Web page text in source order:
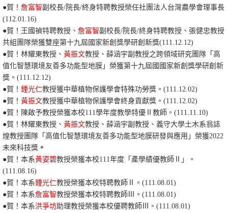
●賀 ！ 詹富智副校長/院長/終身特聘教授榮任社團法人台灣農學會理事長
(112.01.16)
●賀 ！ 王國禎特聘教授、 詹富智副校長/院長/終身特聘教授 、張健忠教授
共組團隊榮獲雙座第十九屆國家新創獎學研創新獎(111.12.12)
●賀 ！ 林耀東教授、 黃振文教授、薛涵宇副教授之跨領域研究團隊「高
值化智慧環境友善多功能型地膜」榮獲第十九屆國國家新創獎學研創新
獎。(111.12.12)
●賀 ！ 鍾光仁教授獲中華植物保護學會特殊功勞獎。(111.12.02)
●賀 ！ 黃振文教授獲中華植物保護學會終身貢獻獎。(111.12.02)
●賀 ！ 陳啟予教授榮獲本校111學年度教學特優Ⅱ教師。(111.11.10)
●賀 ！林耀東教授、 黃振文教授、薛涵宇副教授、義守大學土木系翁誌
煌教授團隊「高值化智慧環境友善多功能型地膜研發與應用」榮獲2022
未來科技獎 。
●賀！本系黃姿碧教授榮獲本校111年度「產學績優教師Ⅱ」。
(111.08.16)
●賀！本系鍾光仁教授榮獲本校特聘教師Ⅱ。(111.08.01)
●賀！本系詹富智教授榮獲本校特聘教師Ⅲ。(111.08.01)
●賀！本系洪爭坊助理教授榮獲本校優聘教師Ⅲ。(111.08.01)